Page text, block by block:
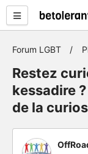
Forum LGBT
Restez
kessadire
de la